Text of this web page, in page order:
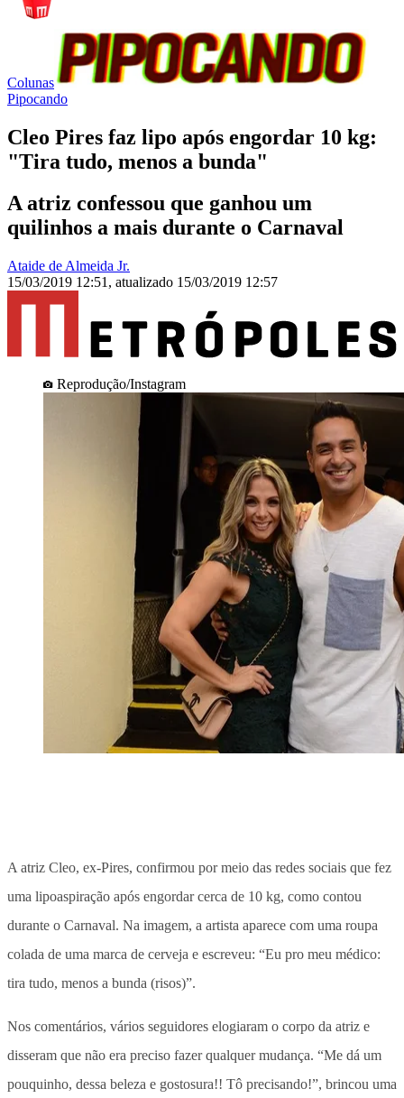
Colunas
Pipocando
Cleo Pires faz lipo após engordar 10 kg:
"Tira tudo, menos a bunda"
A atriz confessou que ganhou um
quilinhos a mais durante o Carnaval
Ataide de Almeida Jr.
15/03/2019 12:51 , atualizado 15/03/2019 12:57
Reprodução/Instagram
A atriz Cleo, ex-Pires, confirmou por meio das redes sociais que fez
uma lipoaspiração após engordar cerca de 10 kg, como contou
durante o Carnaval. Na imagem, a artista aparece com uma roupa
colada de uma marca de cerveja e escreveu: “Eu pro meu médico:
tira tudo, menos a bunda (risos)”.
Nos comentários, vários seguidores elogiaram o corpo da atriz e
disseram que não era preciso fazer qualquer mudança. “Me dá um
pouquinho, dessa beleza e gostosura!! Tô precisando!”, brincou uma